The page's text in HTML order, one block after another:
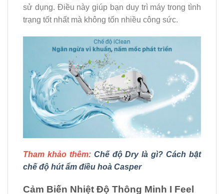
sử dụng. Điều này giúp bạn duy trì máy trong tình
trạng tốt nhất mà không tốn nhiều công sức.
Tham khảo thêm: Chế độ Dry là gì? Cách bật
chế độ hút ẩm điều hoà Casper
Cảm Biến Nhiệt Độ Thông Minh I Feel